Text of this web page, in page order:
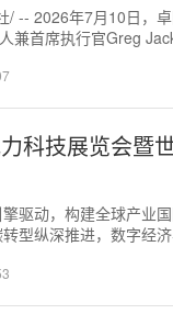
/ -- 2026年7月10日，
兼首席执行官Greg
科技展览会暨
驱动，构建全球产业
型纵深推进，数字经